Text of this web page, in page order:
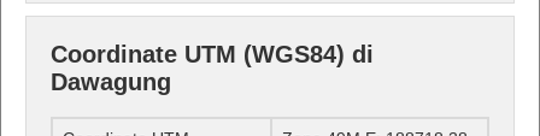
Coordinate UTM (WGS84) di
Dawagung